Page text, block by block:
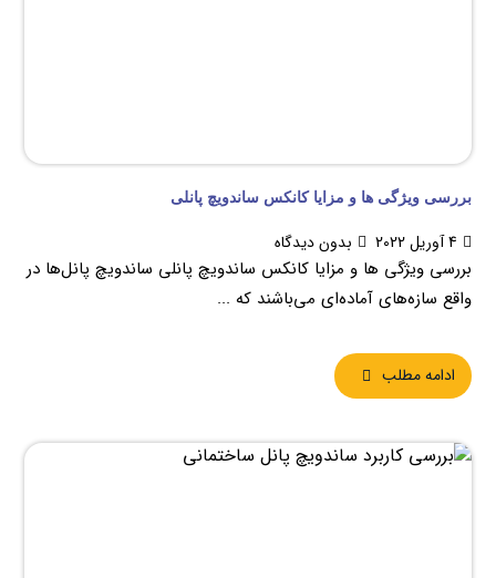
بررسی ویژگی ها و مزایا کانکس ساندویچ پانلی
4 آوریل 2022 بدون دیدگاه
بررسی ویژگی ها و مزایا کانکس ساندویچ پانلی ساندویچ پانل‌ها در
واقع سازه‌های آماده‌ای می‌باشند که ...
ادامه مطلب